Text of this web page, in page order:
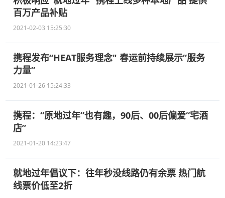
百万产品补贴
2021-02-03 15:25:30
携程发布“HEAT服务理念" 春运前持续展示“服务
力量”
2021-01-26 15:24:33
携程：“原地过年”也有趣，90后、00后偏爱“宅酒
店”
2021-01-20 14:23:47
就地过年倡议下：往年秒没线路仍有余票 热门航
线票价低至2折